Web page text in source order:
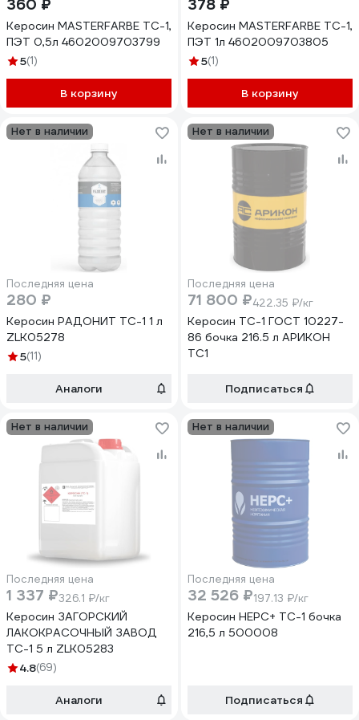
360 ₽
Керосин MASTERFARBE ТС-1,
ПЭТ 0,5л 4602009703799
5(1)
В корзину
378 ₽
Керосин MASTERFARBE ТС-1,
ПЭТ 1л 4602009703805
5(1)
В корзину
Нет в наличии
Последняя цена
280 ₽
Керосин РАДОНИТ ТС-1 1 л
ZLK05278
5(11)
Аналоги
Нет в наличии
Последняя цена
71 800 ₽422.35 ₽/кг
Керосин ТС-1 ГОСТ 10227-
86 бочка 216.5 л АРИКОН
TC1
Подписаться
Нет в наличии
Последняя цена
1 337 ₽326.1 ₽/кг
Керосин ЗАГОРСКИЙ
ЛАКОКРАСОЧНЫЙ ЗАВОД
ТС-1 5 л ZLK05283
4.8(69)
Аналоги
Нет в наличии
Последняя цена
32 526 ₽197.13 ₽/кг
Керосин НЕРС+ ТС-1 бочка
216,5 л 500008
Подписаться